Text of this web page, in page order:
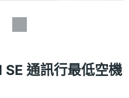
通訊行最低空機